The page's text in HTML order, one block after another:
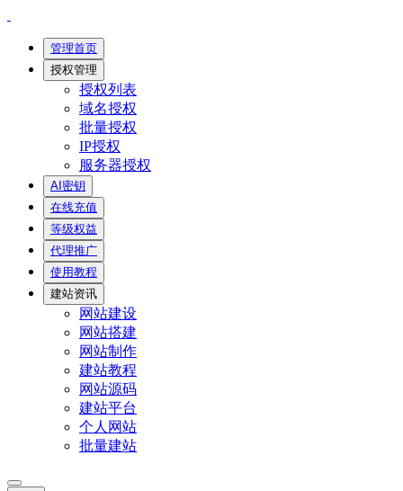
管理首页
授权管理
授权列表
域名授权
批量授权
IP授权
服务器授权
AI密钥
在线充值
等级权益
代理推广
使用教程
建站资讯
网站建设
网站搭建
网站制作
建站教程
网站源码
建站平台
个人网站
批量建站